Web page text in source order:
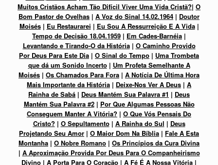
Muitos Cristãos Acham Tão Difícil Viver Uma Vida Cristã?| O
Bom Pastor de Ovelhas | A Voz do Sinal 14.02.1964 | Doutor
Moisés| Eu Restaurarei | Eu Sou A Ressurreição E A Vida|
Tempo de Decisão 18.04.1959 | Em Cades-Barnéia |
Levantando e Tirando-O da História| O Caminho Provido
Por Deus Para Este Dia | O Sinal do Tempo | Uma Trombeta
que dá um Sonido Incerto| Um Profeta Semelhante A
Moisés | Os Chamados Para Fora | A Notícia De Última Hora
Mais Importante da História | Deixe-Nos Ver A Deus | A
Rainha de Sabá | Deus Mantém Sua Palavra #1 | Deus
Mantém Sua Palavra #2| Por Que Algumas Pessoas Não
Conseguem Manter A Vitória? | O Que Vós Pensais Do
Cristo? | O Sepultamento| A Rainha do Sul | Deus
Projetando Seu Amor | O Maior Dom Na Bíblia | Fale A Esta
Montanha | O Nobre Romano | Os Princípios da Cura Divina
| A Aproximação Provida Por Deus Para O Companheirismo
Divino | A Porta Para O Coração | A Fé É A Nossa Vitória |